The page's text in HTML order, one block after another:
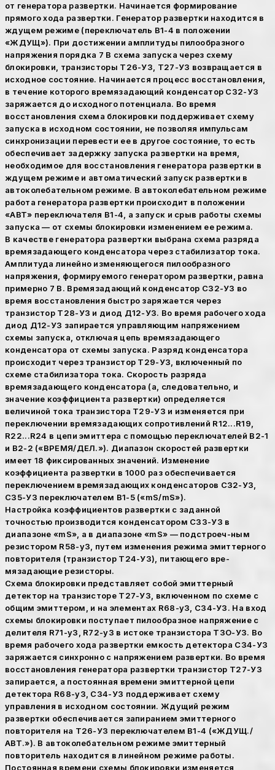
от генератора развертки. Начинается формирование
прямого хода развертки. Генератор развертки находится в
ждущем режиме (переключатель В1-4 в положении
«ЖДУЩ»). При достижении амплитуды пилообразного
напряжения порядка 7 В схема запуска через схему
блокировки, транзисторы Т26-УЗ, Т27-УЗ возвращается в
исходное состояние. Начинается процесс восстановления,
в течение которого времязадающий конденсатор С32-УЗ
заряжается до исходного потенциала. Во время
восстановления схема блокировки поддерживает схему
запуска в исходном состоянии, не позволяя импульсам
синхронизации перевести ее в другое состояние, то есть
обеспечивает задержку запуска развертки на время,
необходимое для восстановления генератора развертки в
ждущем режиме и автоматический запуск развертки в
автоколебательном режиме. В автоколебательном режиме
работа генератора развертки происходит в положении
«АВТ» переключателя В1-4, а запуск и срыв работы схемы
запуска — от схемы блокировки изменением ее режима.
В качестве генератора развертки выбрана схема разряда
времязадающего конденсатора через стабилизатор тока.
Амплитуда линейно изменяющегося пилообразного
напряжения, формируемого генератором развертки, равна
примерно 7 В. Времязадающий конденсатор С32-УЗ во
время восстановления быстро заряжается через
транзистор Т28-УЗ и диод Д12-УЗ. Во время рабочего хода
диод Д12-УЗ запирается управляющим напряжением
схемы запуска, отключая цепь времязадающего
конденсатора от схемы запуска. Разряд конденсатора
происходит через транзистор Т29-УЗ, включенный по
схеме стабилизатора тока. Скорость разряда
времязадающего конденсатора (а, следовательно, и
значение коэффициента развертки) определяется
величиной тока транзистора Т29-УЗ и изменяется при
переключении времязадающих сопротивлений R12...R19,
R22...R24 в цепи эмиттера с помощью переключателей В2-1
и В2-2 («ВРЕМЯ/ДЕЛ.»). Диапазон скоростей развертки
имеет 18 фиксированных значений. Изменение
коэффициента развертки в 1000 раз обеспечивается
переключением времязадающих конденсаторов С32-УЗ,
С35-УЗ переключателем В1-5 («mS/mS»).
Настройка коэффициентов развертки с заданной
точностью производится конденсатором СЗЗ-УЗ в
диапазоне «mS», а в диапазоне «mS» — подстроеч-ным
резистором R58-y3, путем изменения режима эмиттерного
повторителя (транзистор Т24-УЗ), питающего вре-
мязадающие резисторы.
Схема блокировки представляет собой эмиттерный
детектор на транзисторе Т27-УЗ, включенном по схеме с
общим эмиттером, и на элементах R68-y3, С34-УЗ. На вход
схемы блокировки поступает пилообразное напряжение с
делителя R71-y3, R72-y3 в истоке транзистора ТЗО-УЗ. Во
время рабочего хода развертки емкость детектора С34-УЗ
заряжается синхронно с напряжением развертки. Во время
восстановления генератора развертки транзистор Т27-УЗ
запирается, а постоянная времени эмиттерной цепи
детектора R68-y3, С34-УЗ поддерживает схему
управления в исходном состоянии. Ждущий режим
развертки обеспечивается запиранием эмиттерного
повторителя на Т26-УЗ переключателем В1-4 («ЖДУЩ./
АВТ.»). В автоколебательном режиме эмиттерный
повторитель находится в линейном режиме работы.
Постоянная времени схемы блокировки изменяется